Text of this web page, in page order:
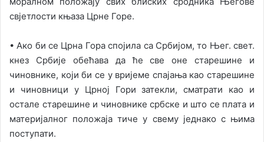
свјетлости књаза Црне Горе.
• Ако би се Црна Гора спојила са Србијом, то Њег. свет.
кнез Србије обећава да ће све оне старешине и
чиновнике, који би се у вријеме спајања као старешине
и чиновници у Црној Гори затекли, сматрати као и
остале старешине и чиновнике србске и што се плата и
материјалног положаја тиче у свему једнако с њима
поступати.